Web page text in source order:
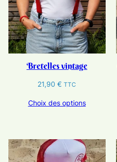
Bretelles vintage
21,90€ TTC
Choix des options